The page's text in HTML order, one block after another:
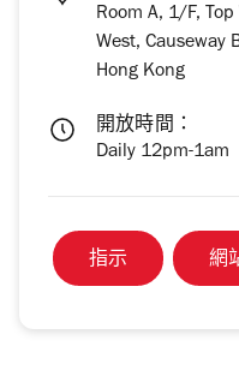
Room A, 1/F,
West, Causeway
Hong Kong
開放時間：
Daily 12pm-1am
指示 網